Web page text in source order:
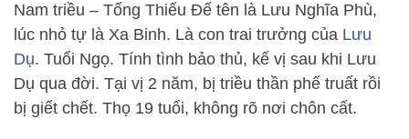
Nam triều – Tống Thiếu Đế tên là Lưu Nghĩa Phù,
lúc nhỏ tự là Xa Binh. Là con trai trưởng của Lưu
Dụ. Tuổi Ngọ. Tính tình bảo thủ, kế vị sau khi Lưu
Dụ qua đời. Tại vị 2 năm, bị triều thần phế truất rồi
bị giết chết. Thọ 19 tuổi, không rõ nơi chôn cất.